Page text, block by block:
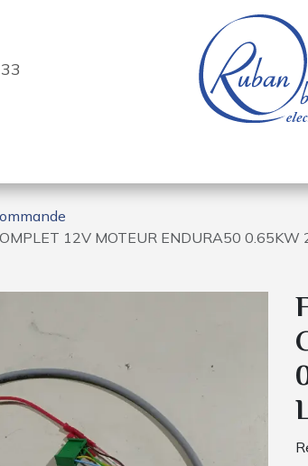
12V MOTEUR ENDURA50 0.65KW